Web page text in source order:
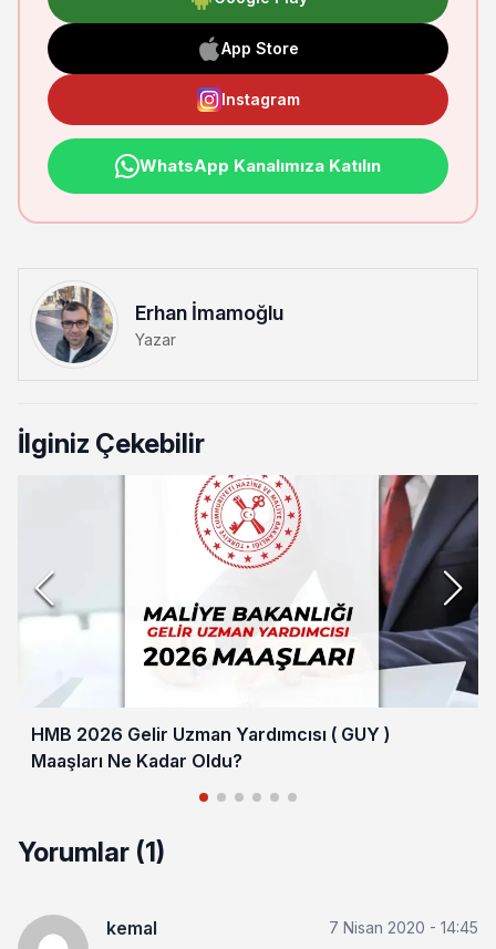
App Store
Instagram
WhatsApp Kanalımıza Katılın
Erhan İmamoğlu
Yazar
İlginiz Çekebilir
HMB 2026 Gelir Uzman Yardımcısı ( GUY )
Maaşları Ne Kadar Oldu?
Yorumlar (1)
kemal 7 Nisan 2020 - 14:45